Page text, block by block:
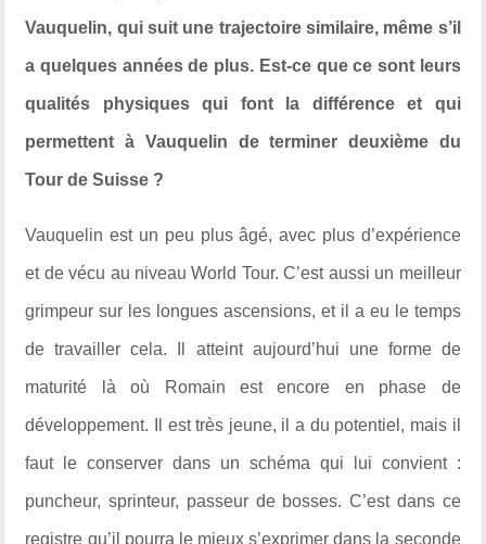
Vauquelin, qui suit une trajectoire similaire, même s’il
a quelques années de plus. Est-ce que ce sont leurs
qualités physiques qui font la différence et qui
permettent à Vauquelin de terminer deuxième du
Tour de Suisse ?
Vauquelin est un peu plus âgé, avec plus d’expérience
et de vécu au niveau World Tour. C’est aussi un meilleur
grimpeur sur les longues ascensions, et il a eu le temps
de travailler cela. Il atteint aujourd’hui une forme de
maturité là où Romain est encore en phase de
développement. Il est très jeune, il a du potentiel, mais il
faut le conserver dans un schéma qui lui convient :
puncheur, sprinteur, passeur de bosses. C’est dans ce
registre qu’il pourra le mieux s’exprimer dans la seconde